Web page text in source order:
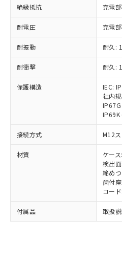
絶縁抵抗 充電
耐電圧 充電
耐振動 耐久:
耐衝撃 耐久:
保護構造
IEC:
社内
IP69K
接続方式 M12
材質
ケー
検出
締め
歯付
コー
付属品 取扱
在庫状況および
記載している更
タに基づき作成
覧された時点で
準価格とは異な
正式な納期状況
様のお取引先、ま
ムロン制御機器
ご相談ください。
オムロン制御機
販売ネッ
在庫状況および
事前の承諾なく
示しないようお
マイパーツ機能（
ビス）をご利用
メンバーズにご
お客様が当ウェブ
むを得ず変更することが
*EU RoHS指令（10物質）：
鉛(Pb) 1000ppm以下、 水銀
ミウム(Cd) 100ppm以下、
六価クロム(Cr(Ⅵ)) 1000ppm
(PBDE) 1000ppm以下、フタ
ル) (DEHP)(別名：DOP)
ルベンジル（BBP）
（DBP） 1000ppm以下、フ
但し、RoHS指令で産業用監
フタル酸エステル類の４物質
図的な使用がないことを確認
部品在庫の切り替え状
月が前後することがあ
い合わせください。
Cr(Ⅵ)(六価クロム) : 1000ppm
ニル類) : 1000ppm、 PBDEs(
DBP(フタル酸ジブチル) :
イソブチル) : 1000ppm、 BBP(
DEHP(フタル酸ビス(2-エチ
※2 環境保護使用期
「ｅ」：有害物質（10
準値以下であることを
「10」：通常の使用状
質が外部に漏えいし、
及ぼさない年数を意味
「－」：未確認です。
為替および外国
（以下｢規制貨物
または国外への
国政府の輸出許
可)を取得するな
当社は規制貨物
全に破砕するな
いよう必要な手段
当社は貴社製品
ル、化学兵器、
武器並びにこれ
使用いたしません
当社は、貴社製
場合は、上記1、
該第三者に通知
販売先および販
法に輸出するおそ
一定数以上
一定数には満
在庫なし(最
いては、お
たはお客様
機器販売店
認ください)
受注生産機種
情報を公開